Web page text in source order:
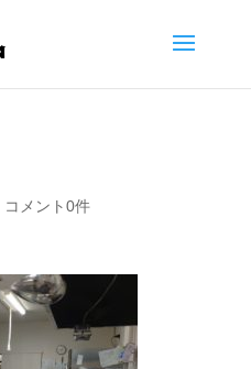
コメント0件